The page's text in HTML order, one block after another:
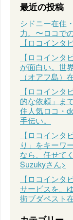
最近の投稿
シドニー在住
力。〜ロコで
【ロコインタ
【ロコイン
が面白い。世
（オアフ島）
【ロコインタ
的な依頼」ま
住人気ロコ・
手伝い。
【ロコインタ
り」をキーワ
なら、任せて
Suzukyさん>
【ロコイン
サービスを。
街ブダペスト